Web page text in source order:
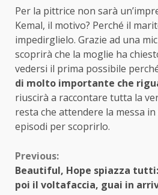
Per la pittrice non sarà
Kemal, il motivo? Perché il
impedirglielo. Grazie ad una
scoprirà che la moglie ha
vedersi il prima possibile
di molto importante che
riuscirà a raccontare tutta la
resta che attendere la messa
episodi per scoprirlo.
Continue
Reading
Previous:
Beautiful, Hope spiazza
poi il voltafaccia, guai in